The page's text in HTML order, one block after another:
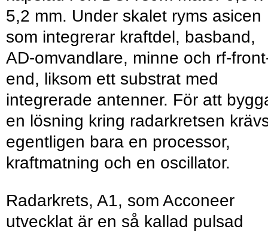
5,2 mm. Under skalet ryms asicen
som integrerar kraftdel, basband,
AD-omvandlare, minne och rf-
end, liksom ett substrat med
integrerade antenner. För att
en lösning kring radarkretsen
egentligen bara en processor,
kraftmatning och en oscillator.
Radarkrets, A1, som Acconeer
utvecklat är en så kallad pulsad